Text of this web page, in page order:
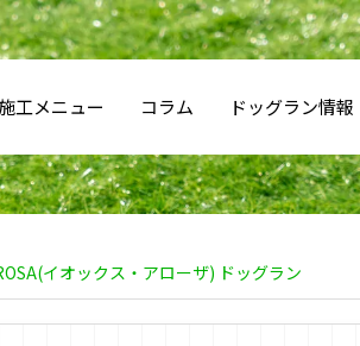
工メニュー コラム ドッグラン情報
イオックス・アローザ) ドッグラン